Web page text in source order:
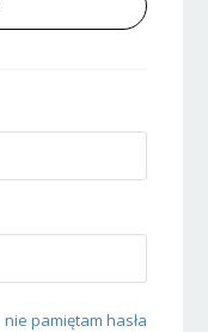
nie pamiętam hasła